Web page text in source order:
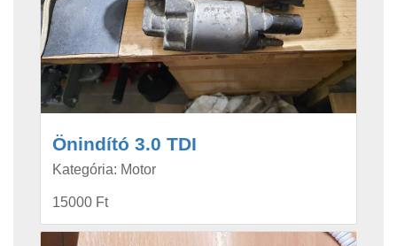
Önindító 3.0 TDI
Kategória: Motor
15000 Ft